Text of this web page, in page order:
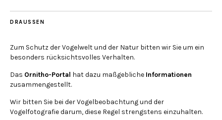
DRAUSSEN
Zum Schutz der Vogelwelt und der Natur bitten wir Sie um ein
besonders rücksichtsvolles Verhalten.
Das Ornitho-Portal hat dazu maßgebliche Informationen
zusammengestellt.
Wir bitten Sie bei der Vogelbeobachtung und der
Vogelfotografie darum, diese Regel strengstens einzuhalten.